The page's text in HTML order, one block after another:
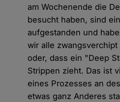
am Wochenende die
besucht haben, sind
aufgestanden und
wir alle
oder, dass ein "Deep
Strippen zieht. Das ist
eines Prozesses an
etwas ganz Anderes